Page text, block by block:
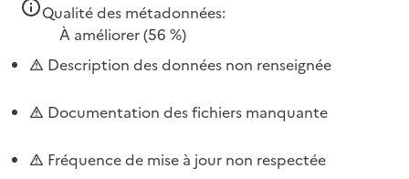
Qualité des métadonnées:
À améliorer(56 %)
Description des données non renseignée
Documentation des fichiers manquante
Fréquence de mise à jour non respectée